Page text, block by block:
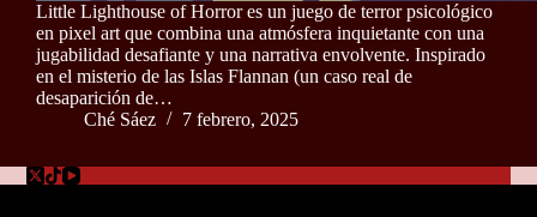
Little Lighthouse of Horror es un juego de terror psicológico
en pixel art que combina una atmósfera inquietante con una
jugabilidad desafiante y una narrativa envolvente. Inspirado
en el misterio de las Islas Flannan (un caso real de
desaparición de…
Ché Sáez
7 febrero, 2025